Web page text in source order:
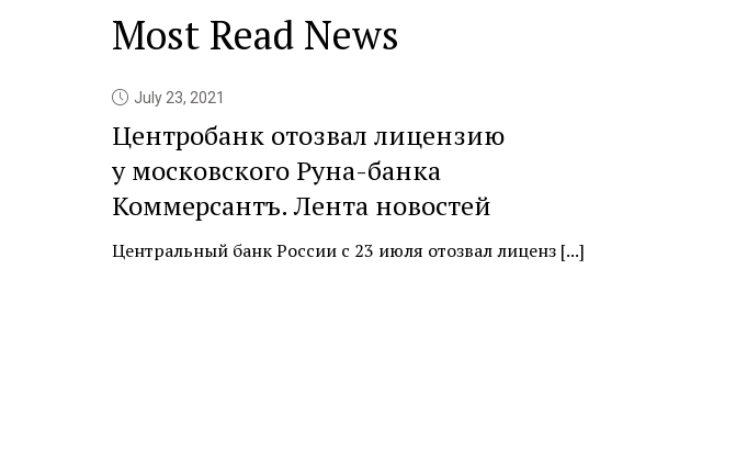
Most Read News
July 23, 2021
Центробанк отозвал лицензию
у московского Руна-банка
Коммерсантъ. Лента новостей
Центральный банк России с 23 июля отозвал лиценз [...]